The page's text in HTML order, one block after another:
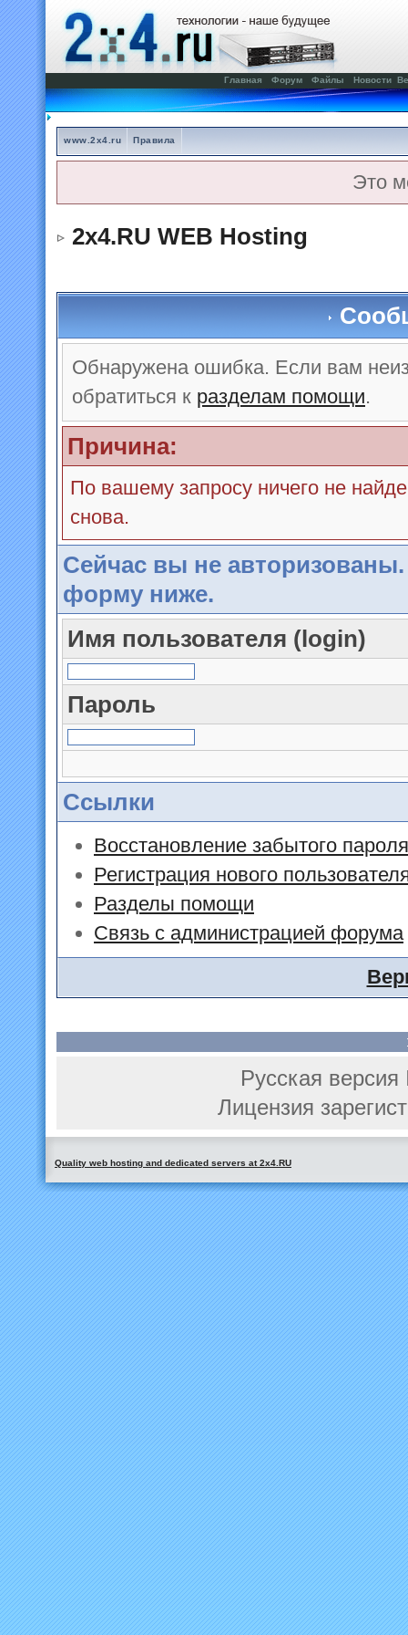
Главная Форум Файлы Новости
www.2x4.ru Правила
Это
2x4.RU WEB Hosting
Обнаружена ошибка. Если вам
обратиться к разделам помощи.
Причина:
По вашему запросу ничего не
снова.
Сейчас вы не
форму ниже.
Имя пользователя (login)
Пароль
Ссылки
Восстановление забытого пароля
Регистрация нового
Разделы помощи
Связь с администрацией форума
Русская
Лицензия
Quality web hosting and dedicated servers at 2x4.RU